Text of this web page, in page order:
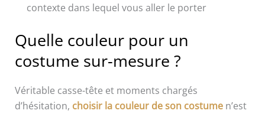
contexte dans lequel vous aller le porter
Quelle couleur pour un
costume sur-mesure ?
Véritable casse-tête et moments chargés
d’hésitation, choisir la couleur de son costumen’est